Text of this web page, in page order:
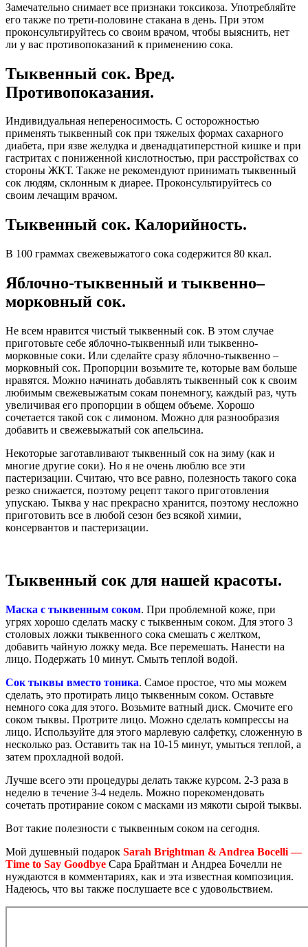
Замечательно снимает все признаки токсикоза. Употребляйте
его также по трети-половине стакана в день. При этом
проконсультируйтесь со своим врачом, чтобы выяснить, нет
ли у вас противопоказаний к применению сока.
Тыквенный сок. Вред.
Противопоказания.
Индивидуальная непереносимость. С осторожностью
применять тыквенный сок при тяжелых формах сахарного
диабета, при язве желудка и двенадцатиперстной кишке и при
гастритах с пониженной кислотностью, при расстройствах со
стороны ЖКТ. Также не рекомендуют принимать тыквенный
сок людям, склонным к диарее. Проконсультируйтесь со
своим лечащим врачом.
Тыквенный сок. Калорийность.
В 100 граммах свежевыжатого сока содержится 80 ккал.
Яблочно-тыквенный и тыквенно–
морковный сок.
Не всем нравится чистый тыквенный сок. В этом случае
приготовьте себе яблочно-тыквенный или тыквенно-
морковные соки. Или сделайте сразу яблочно-тыквенно –
морковный сок. Пропорции возьмите те, которые вам больше
нравятся. Можно начинать добавлять тыквенный сок к своим
любимым свежевыжатым сокам понемногу, каждый раз, чуть
увеличивая его пропорции в общем объеме. Хорошо
сочетается такой сок с лимоном. Можно для разнообразия
добавить и свежевыжатый сок апельсина.
Некоторые заготавливают тыквенный сок на зиму (как и
многие другие соки). Но я не очень люблю все эти
пастеризации. Считаю, что все равно, полезность такого сока
резко снижается, поэтому рецепт такого приготовления
упускаю. Тыква у нас прекрасно хранится, поэтому несложно
приготовить все в любой сезон без всякой химии,
консервантов и пастеризации.
Тыквенный сок для нашей красоты.
Маска с тыквенным соком. При проблемной коже, при
угрях хорошо сделать маску с тыквенным соком. Для этого 3
столовых ложки тыквенного сока смешать с желтком,
добавить чайную ложку меда. Все перемешать. Нанести на
лицо. Подержать 10 минут. Смыть теплой водой.
Сок тыквы вместо тоника. Самое простое, что мы можем
сделать, это протирать лицо тыквенным соком. Оставьте
немного сока для этого. Возьмите ватный диск. Смочите его
соком тыквы. Протрите лицо. Можно сделать компрессы на
лицо. Используйте для этого марлевую салфетку, сложенную в
несколько раз. Оставить так на 10-15 минут, умыться теплой, а
затем прохладной водой.
Лучше всего эти процедуры делать также курсом. 2-3 раза в
неделю в течение 3-4 недель. Можно порекомендовать
сочетать протирание соком с масками из мякоти сырой тыквы.
Вот такие полезности с тыквенным соком на сегодня.
Мой душевный подарок Sarah Brightman & Andrea Bocelli —
Time to Say Goodbye Сара Брайтман и Андреа Бочелли не
нуждаются в комментариях, как и эта известная композиция.
Надеюсь, что вы также послушаете все с удовольствием.